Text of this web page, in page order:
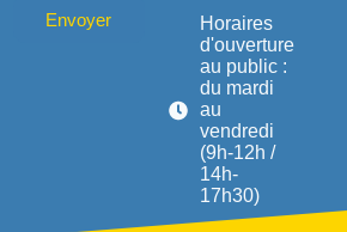
Envoyer
Horaires
d'ouverture
au public :
du mardi
au
vendredi
(9h-12h /
14h-
17h30)